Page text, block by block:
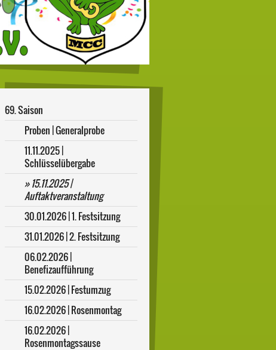
69. Saison
Proben | Generalprobe
11.11.2025 |
Schlüsselübergabe
15.11.2025 |
Auftaktveranstaltung
30.01.2026 | 1. Festsitzung
31.01.2026 | 2. Festsitzung
06.02.2026 |
Benefizaufführung
15.02.2026 | Festumzug
16.02.2026 | Rosenmontag
16.02.2026 |
Rosenmontagssause